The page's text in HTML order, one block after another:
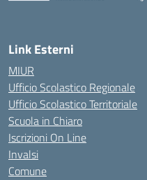
Link Esterni
MIUR
Ufficio Scolastico Regionale
Ufficio Scolastico Territoriale
Scuola in Chiaro
Iscrizioni On Line
Invalsi
Comune